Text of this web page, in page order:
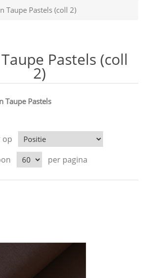
Taupe Pastels (coll 2)
Pastels (coll
2)
Taupe Pastels
op
per pagina